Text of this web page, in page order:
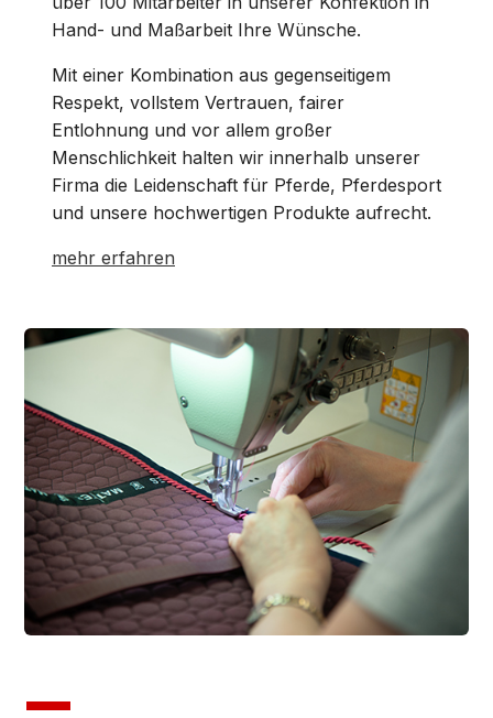
Hand- und Maßarbeit Ihre Wünsche.
Mit einer Kombination aus gegenseitigem
Respekt, vollstem Vertrauen, fairer
Entlohnung und vor allem großer
Menschlichkeit halten wir innerhalb unserer
Firma die Leidenschaft für Pferde, Pferdesport
und unsere hochwertigen Produkte aufrecht.
mehr erfahren